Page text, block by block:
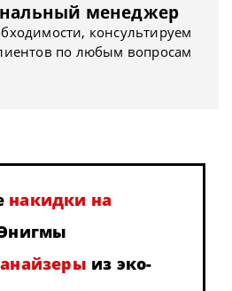
менеджер
консультируем
по любым вопросам
накидки на
из эко-